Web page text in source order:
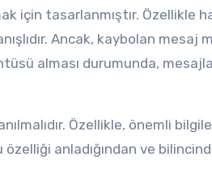
için tasarlanmıştır. Özellikle
Ancak, kaybolan mesaj
alması durumunda,
Özellikle, önemli
anladığından ve